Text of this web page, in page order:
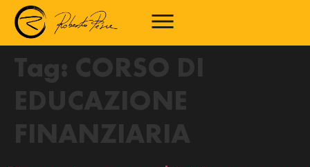
Tag: CORSO DI
EDUCAZIONE
FINANZIARIA